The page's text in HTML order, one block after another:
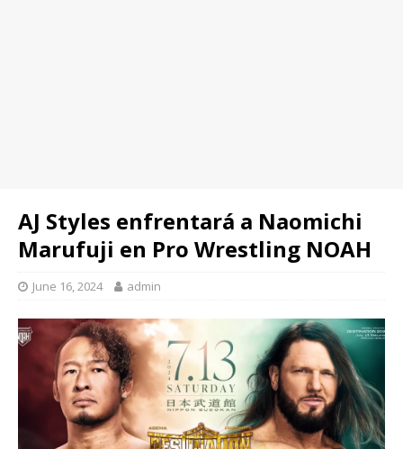
AJ Styles enfrentará a Naomichi
Marufuji en Pro Wrestling NOAH
June 16, 2024 admin